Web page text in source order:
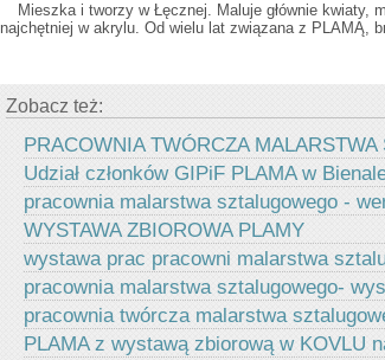
Mieszka i tworzy w Łęcznej. Maluje głównie kwiaty,
najchętniej w akrylu. Od wielu lat związana z PLAMĄ,
Zobacz też:
PRACOWNIA TWÓRCZA
Udział członków GIPiF PLAMA w
pracownia malarstwa sztalugowego -
WYSTAWA ZBIOROWA PLAMY
wystawa prac pracowni malarstwa
pracownia malarstwa sztalugowego-
pracownia twórcza malarstwa
PLAMA z wystawą zbiorową w KOVLU